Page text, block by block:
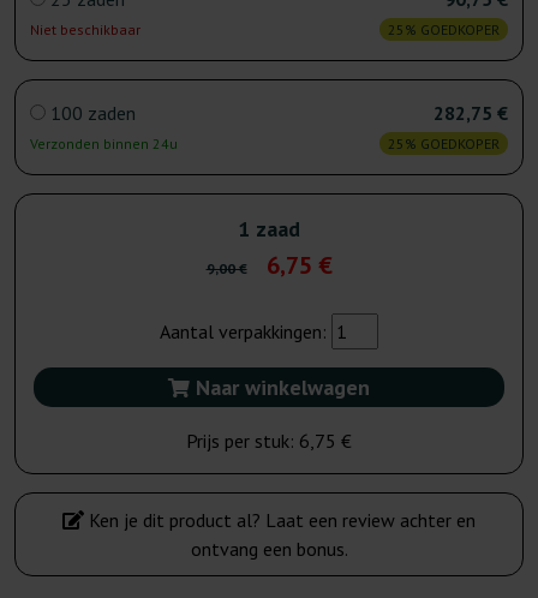
Niet beschikbaar 25% GOEDKOPER
100 zaden
Verzonden binnen 24u
282,75 €
25% GOEDKOPER
1 zaad
9,00 € 6,75 €
Aantal verpakkingen:
Naar winkelwagen
Prijs per stuk: 6,75 €
Ken je dit product al? Laat een review achter en
ontvang een bonus.